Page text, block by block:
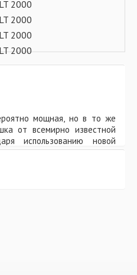
мощная, но в то же
от всемирно известной
использованию новой
V популярная серия
еще легче и прочнее, чем
и долговечность
мембраной, защищающей
и грязи. Кроме того,
коррозии, поскольку
из углеродного волокна.
шпули и накладки в